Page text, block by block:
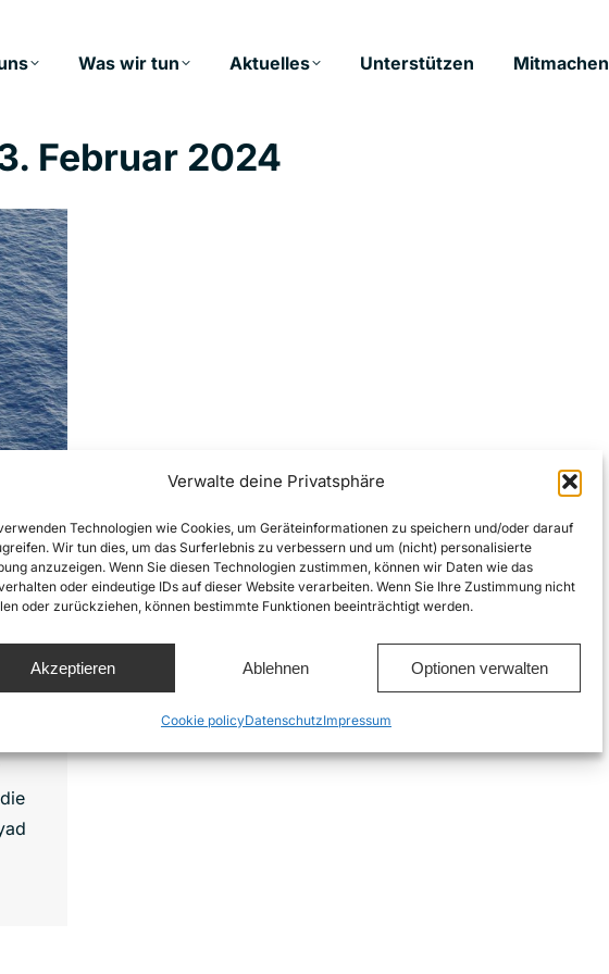
Verwalte deine Privatsphäre
Technologien wie Cookies, um Geräteinformationen zu speichern und/oder darauf
Wir tun dies, um das Surferlebnis zu verbessern und um (nicht) personalisierte
anzuzeigen. Wenn Sie diesen Technologien zustimmen, können wir Daten wie das
oder eindeutige IDs auf dieser Website verarbeiten. Wenn Sie Ihre Zustimmung nicht
oder zurückziehen, können bestimmte Funktionen beeinträchtigt werden.
Akzeptieren Ablehnen Optionen verwalten
Cookie policyDatenschutzImpressum
Was wir tun Aktuelles Unterstützen Mitmachen
Februar 2024